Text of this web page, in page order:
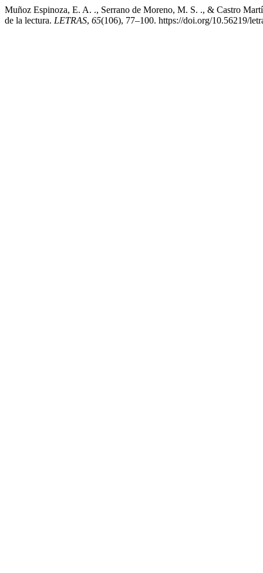
Muñoz Espinoza, E. A. ., Serrano de Moreno, M. S. ., & Castro
de la lectura. LETRAS, 65(106), 77–100. https://doi.org/10.56219/